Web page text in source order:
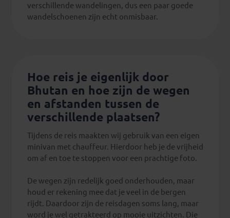
verschillende wandelingen, dus een paar goede
wandelschoenen zijn echt onmisbaar.
Hoe reis je eigenlijk door
Bhutan en hoe zijn de wegen
en afstanden tussen de
verschillende plaatsen?
Tijdens de reis maakten wij gebruik van een eigen
minivan met chauffeur. Hierdoor heb je de vrijheid
om af en toe te stoppen voor een prachtige foto.
De wegen zijn redelijk goed onderhouden, maar
houd er rekening mee dat je veel in de bergen
rijdt. Daardoor zijn de reisdagen soms lang, maar
word je wel getrakteerd op mooie uitzichten. Die